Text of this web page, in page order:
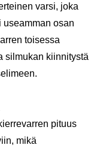
varsi, joka
useamman osan
toisessa
silmukan kiinnitystä
pituus
mikä